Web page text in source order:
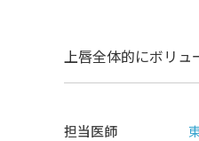
上唇全体的にボリュ
担当医師